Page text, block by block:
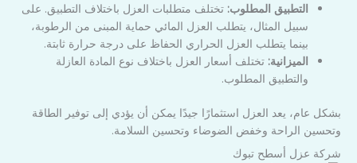
التطبيق المطلوب: تختلف متطلبات العزل باختلاف التطبيق. على
سبيل المثال، يتطلب العزل المائي حماية المبنى من الرطوبة،
بينما يتطلب العزل الحراري الحفاظ على درجة حرارة ثابتة.
الميزانية: تختلف أسعار العزل باختلاف نوع المادة العازلة
والتطبيق المطلوب.
بشكل عام، يعد العزل استثمارًا جيدًا يمكن أن يؤدي إلى توفير الطاقة
وتحسين الراحة وخفض الضوضاء وتحسين السلامة.
شركة عزل أسطح تبوك